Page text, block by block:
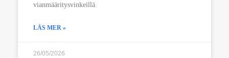
vianmääritysvinkeillä.
LÄS MER »
26/05/2026